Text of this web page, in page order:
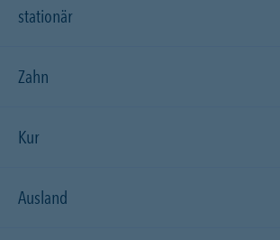
stationär
Zahn
Kur
Ausland